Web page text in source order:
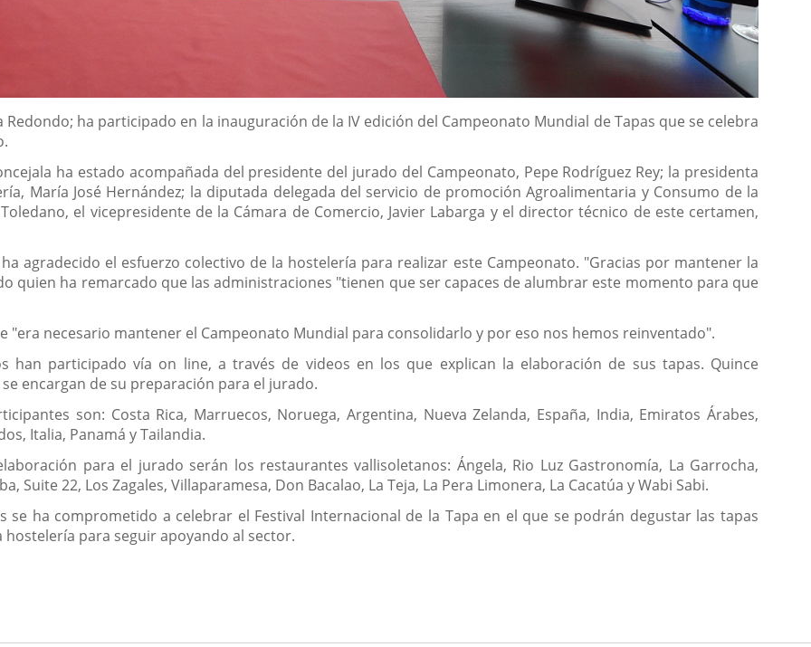
Redondo; ha participado en la inauguración de la IV edición del Campeonato Mundial de Tapas que se celebra
ha estado acompañada del presidente del jurado del Campeonato, Pepe Rodríguez Rey; la presidenta
María José Hernández; la diputada delegada del servicio de promoción Agroalimentaria y Consumo de la
el vicepresidente de la Cámara de Comercio, Javier Labarga y el director técnico de este certamen,
agradecido el esfuerzo colectivo de la hostelería para realizar este Campeonato. "Gracias por mantener la
quien ha remarcado que las administraciones "tienen que ser capaces de alumbrar este momento para que
"era necesario mantener el Campeonato Mundial para consolidarlo y por eso nos hemos reinventado".
han participado vía on line, a través de videos en los que explican la elaboración de sus tapas. Quince
encargan de su preparación para el jurado.
son: Costa Rica, Marruecos, Noruega, Argentina, Nueva Zelanda, España, India, Emiratos Árabes,
Italia, Panamá y Tailandia.
para el jurado serán los restaurantes vallisoletanos: Ángela, Rio Luz Gastronomía, La Garrocha,
Suite 22, Los Zagales, Villaparamesa, Don Bacalao, La Teja, La Pera Limonera, La Cacatúa y Wabi Sabi.
se ha comprometido a celebrar el Festival Internacional de la Tapa en el que se podrán degustar las tapas
para seguir apoyando al sector.